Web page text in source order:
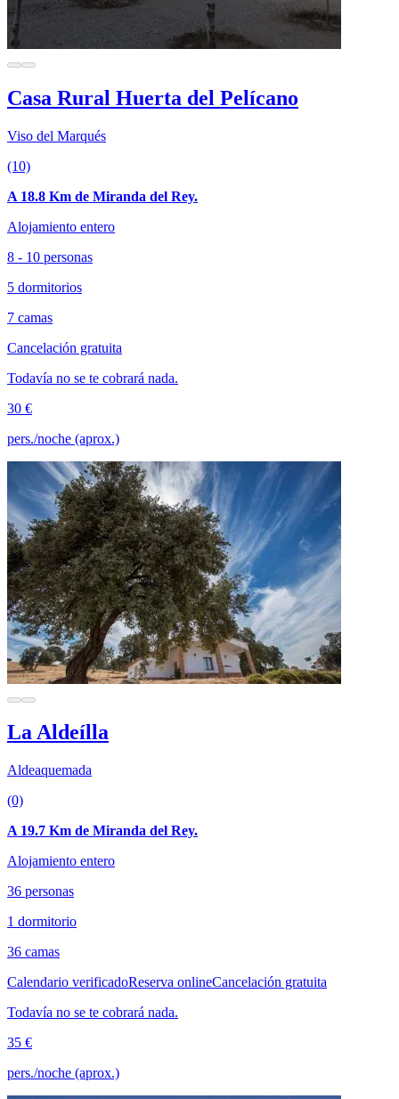
Casa Rural Huerta del Pelícano
Viso del Marqués
(10)
A 18.8 Km de Miranda del Rey.
Alojamiento entero
8 - 10 personas
5 dormitorios
7 camas
Cancelación gratuita
Todavía no se te cobrará nada.
30 €
pers./noche (aprox.)
La Aldeílla
Aldeaquemada
(0)
A 19.7 Km de Miranda del Rey.
Alojamiento entero
36 personas
1 dormitorio
36 camas
Calendario verificadoReserva onlineCancelación gratuita
Todavía no se te cobrará nada.
35 €
pers./noche (aprox.)